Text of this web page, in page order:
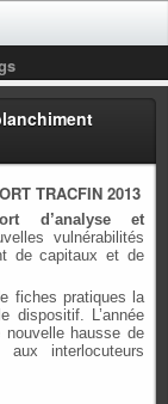
TRACFIN 2013
d’analyse et
vulnérabilités
de capitaux et de
fiches pratiques la
dispositif. L’année
hausse de
interlocuteurs